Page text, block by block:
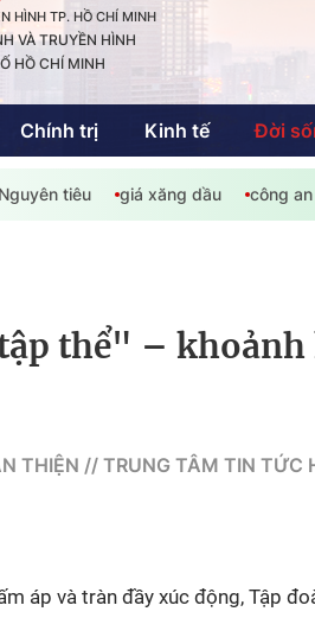
HÌNH TP. HỒ CHÍ MINH
VÀ TRUYỀN HÌNH
HỒ CHÍ MINH
Chính trị Kinh tế Đời
Văn hóa - Giải trí
Phóng sự
văn hóaThành phố không
tiêu giá xăng dầu công
thể" –
THIỆN // TRUNG TÂM TIN TỨC
áp và tràn đầy xúc động, Tập